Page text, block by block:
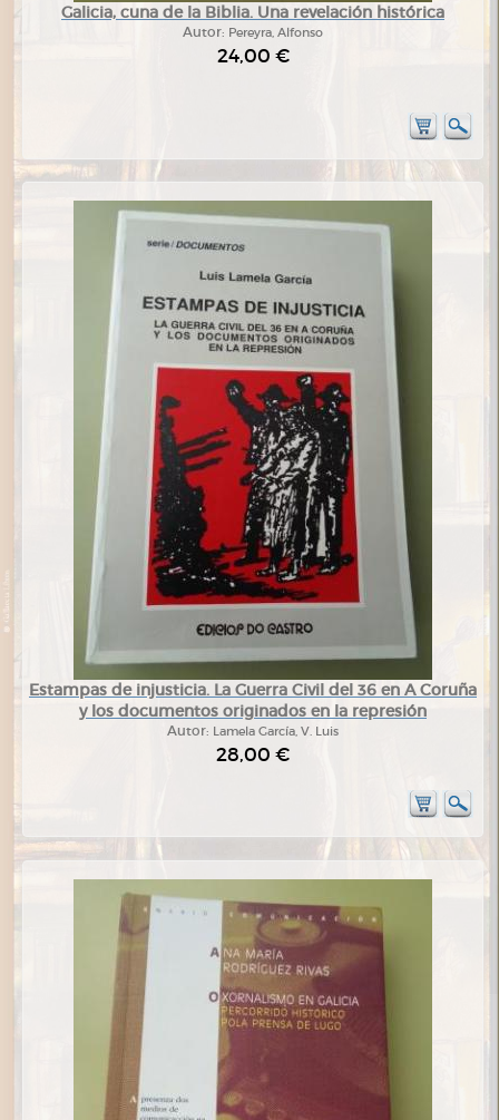
Galicia, cuna de la Biblia. Una revelación histórica
Autor: Pereyra, Alfonso
24,00 €
Estampas de injusticia. La Guerra Civil del 36 en A Coruña
y los documentos originados en la represión
Autor: Lamela García, V. Luis
28,00 €